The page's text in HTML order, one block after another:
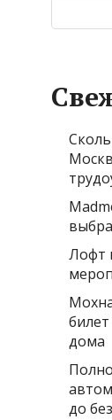
Лофт
дома
до